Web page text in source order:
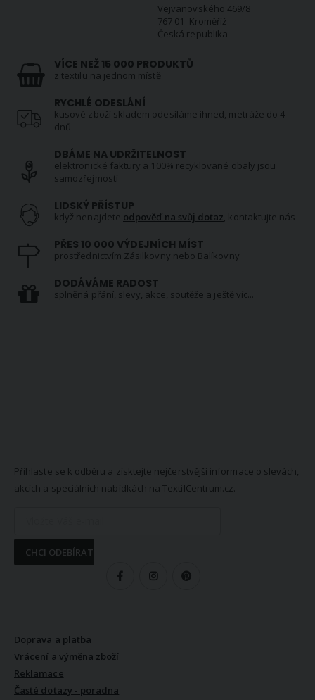
Vejvanovského 469/8
767 01 Kroměříž
Česká republika
VÍCE NEŽ 15 000 PRODUKTŮ
z textilu na jednom místě
RYCHLÉ ODESLÁNÍ
kusové zboží skladem odesíláme ihned, metráže do 4
dnů
DBÁME NA UDRŽITELNOST
elektronické faktury a 100% recyklované obaly jsou
samozřejmostí
LIDSKÝ PŘÍSTUP
když nenajdete odpověď na svůj dotaz, kontaktujte nás
PŘES 10 000 VÝDEJNÍCH MÍST
prostřednictvím Zásilkovny nebo Balíkovny
DODÁVÁME RADOST
splněná přání, slevy, akce, soutěže a ještě víc...
Přihlaste se k odběru a získtejte nejčerstvější informace o slevách,
akcích a speciálních nabídkách na TextilCentrum.cz.
CHCI ODEBÍRAT
Doprava a platba
Vrácení a výměna zboží
Reklamace
Časté dotazy - poradna